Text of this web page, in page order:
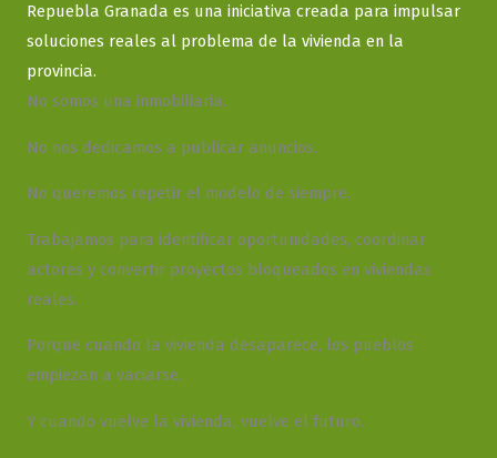
Repuebla Granada es una iniciativa creada para impulsar
soluciones reales al problema de la vivienda en la
provincia.
No somos una inmobiliaria.
No nos dedicamos a publicar anuncios.
No queremos repetir el modelo de siempre.
Trabajamos para identificar oportunidades, coordinar
actores y convertir proyectos bloqueados en viviendas
reales.
Porque cuando la vivienda desaparece, los pueblos
empiezan a vaciarse.
Y cuando vuelve la vivienda, vuelve el futuro.